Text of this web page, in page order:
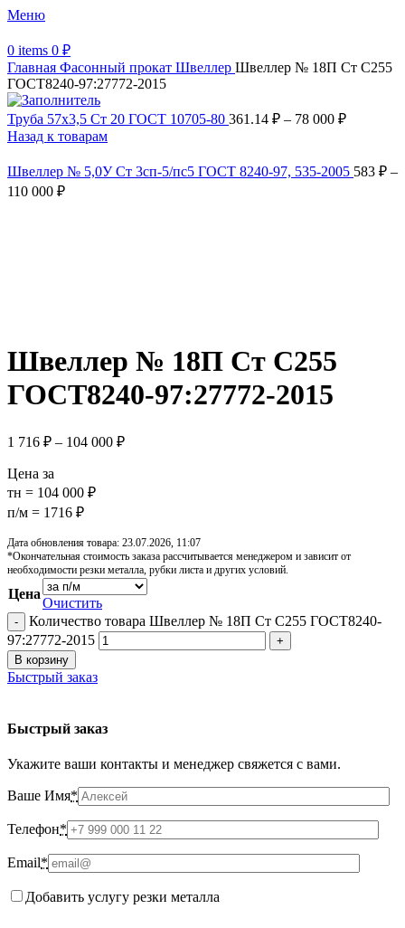
Меню
0 items 0 ₽
Главная Фасонный прокат Швеллер Швеллер № 18П Ст С255
ГОСТ8240-97:27772-2015
Труба 57х3,5 Ст 20 ГОСТ 10705-80 361.14 ₽ – 78 000 ₽
Назад к товарам
Швеллер № 5,0У Ст 3сп-5/пс5 ГОСТ 8240-97, 535-2005 583 ₽ –
110 000 ₽
Швеллер № 18П Ст С255
ГОСТ8240-97:27772-2015
1 716 ₽ – 104 000 ₽
Цена за
тн = 104 000 ₽
п/м = 1716 ₽
Дата обновления товара: 23.07.2026, 11:07
*Окончательная стоимость заказа рассчитывается менеджером и зависит от
необходимости резки металла, рубки листа и других условий.
Цена
Очистить
Количество товара Швеллер № 18П Ст С255 ГОСТ8240-
97:27772-2015
В корзину
Быстрый заказ
Быстрый заказ
Укажите ваши контакты и менеджер свяжется с вами.
Ваше Имя*
Телефон*
Email*
Добавить услугу резки металла